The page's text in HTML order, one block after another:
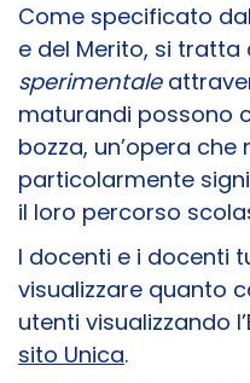
Come specificato
e del Merito, si tratta
sperimentale
maturandi possono
bozza, un’opera che
particolarmente
il loro percorso
I docenti e i docenti
visualizzare quanto
utenti visualizzando
sito Unica.